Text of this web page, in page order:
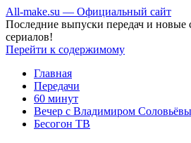
All-make.su — Официальный сайт
Последние выпуски передач и
сериалов!
Перейти к содержимому
Главная
Передачи
60 минут
Вечер с Владимиром
Бесогон ТВ